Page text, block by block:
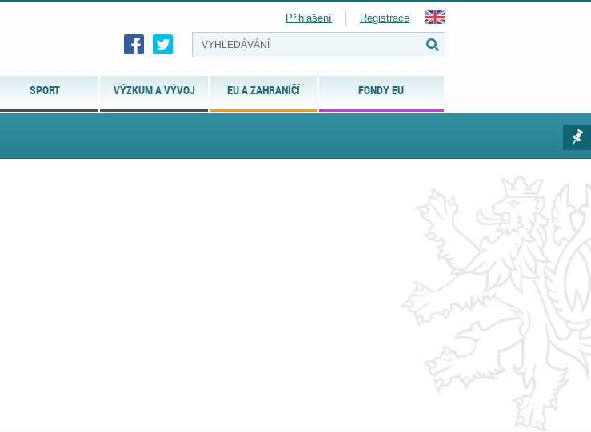
SPORT VÝZKUM A VÝVOJ EU A ZAHRANIČÍ FONDY EU
Přihlášení Registrace